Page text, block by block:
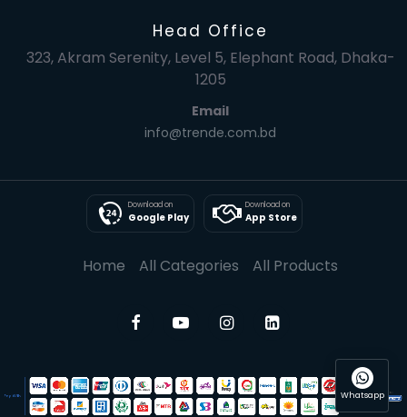
Head Office
323, Akram Serenity, Level 5, Elephant Road, Dhaka-
1205
Email
info@trende.com.bd
Download on
Google Play
Download on
App Store
Home All Categories All Products
Whatsapp